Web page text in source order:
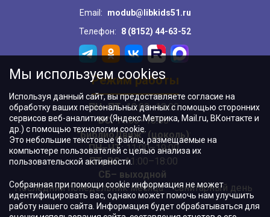
Email:
modub@libkids51.ru
Телефон:
8 (8152) 44-63-52
Режим работы
ПН–ПТ:10:00–18:00
ВС:11:00–18:00
"БиблиоДвиж" (цоколь):
ПН–ЧТ:11:00–19:00
ПТ, ВС:11:00–18:00
СБ– выходной
Последний понедельник месяца – санитарный день
Мы используем cookies
Используя данный сайт, вы предоставляете согласие на
обработку ваших персональных данных с помощью сторонних
сервисов веб-аналитики (Яндекс.Метрика, Mail.ru, ВКонтакте и
др.) с помощью технологии cookie.
Это небольшие текстовые файлы, размещаемые на
компьютере пользователей с целью анализа их
пользовательской активности.
Собранная при помощи cookie информация не может
идентифицировать вас, однако может помочь нам улучшить
работу нашего сайта. Информация будет обрабатываться для